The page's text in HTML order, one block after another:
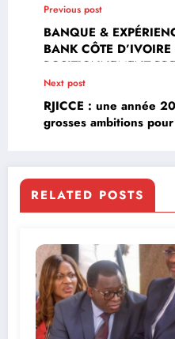
Previous post
BANQUE &
BANK CÔTE
POSITIONNEMENT
Next post
RJICCE : une année
grosses ambitions
RELATED POSTS